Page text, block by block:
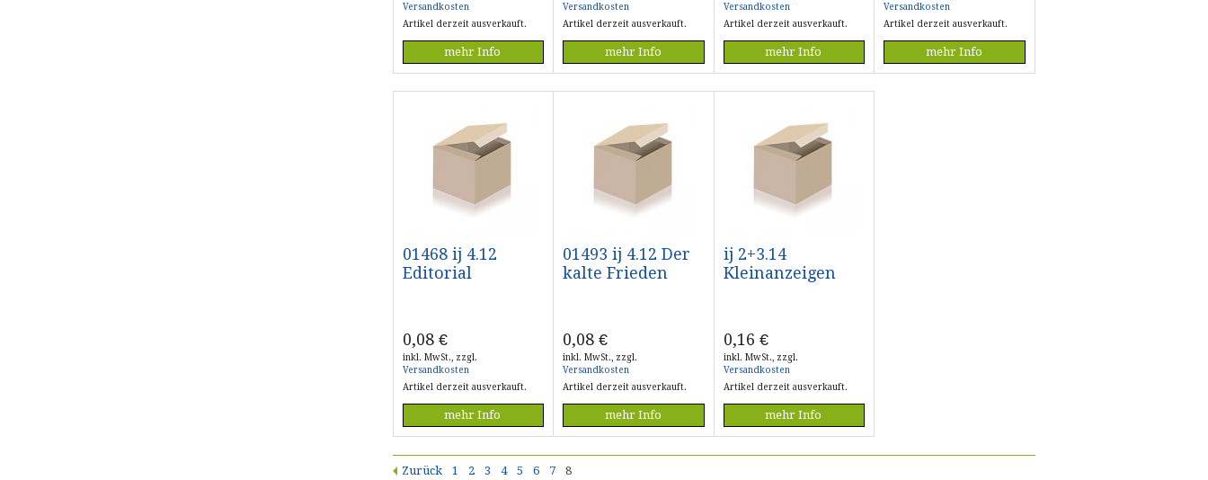
Versandkosten
Artikel derzeit ausverkauft.
mehr Info
Versandkosten
Artikel derzeit ausverkauft.
mehr Info
Versandkosten
Artikel derzeit ausverkauft.
mehr Info
Versandkosten
Artikel derzeit ausverkauft.
mehr Info
01468 ij 4.12
Editorial
0,08 €
inkl. MwSt., zzgl.
Versandkosten
Artikel derzeit ausverkauft.
mehr Info
01493 ij 4.12 Der
kalte Frieden
0,08 €
inkl. MwSt., zzgl.
Versandkosten
Artikel derzeit ausverkauft.
mehr Info
ij 2+3.14
Kleinanzeigen
0,16 €
inkl. MwSt., zzgl.
Versandkosten
Artikel derzeit ausverkauft.
mehr Info
Zurück 1 2 3 4 5 6 7 8